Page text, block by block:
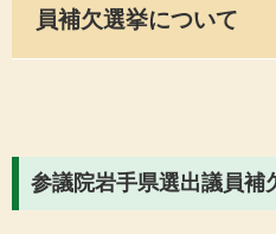
員補欠選挙について
参議院岩手県選出議員補